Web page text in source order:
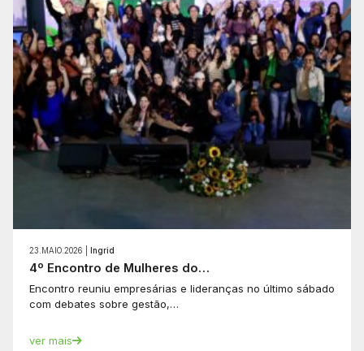
23.MAIO.2026 | Ingrid
4º Encontro de Mulheres do…
Encontro reuniu empresárias e lideranças no último sábado
com debates sobre gestão,…
ver mais